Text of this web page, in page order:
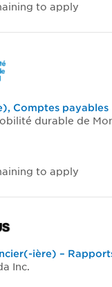
to apply
Comptes payables
durable de
to apply
ière) –
Inc.